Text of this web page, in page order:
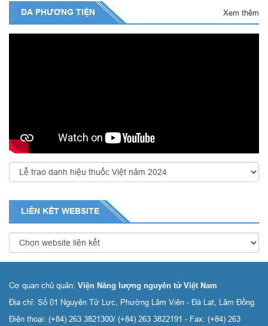
ĐA PHƯƠNG TIỆN Xem thêm
LIÊN KẾT WEBSITE
Cơ quan chủ quản: Viện Năng lượng nguyên tử Việt Nam
Địa chỉ: Số 01 Nguyên Tử Lực, Phường Lâm Viên - Đà Lạt, Lâm Đồng
Điện thoại: (+84) 263 3821300/ (+84) 263 3822191 - Fax: (+84) 263